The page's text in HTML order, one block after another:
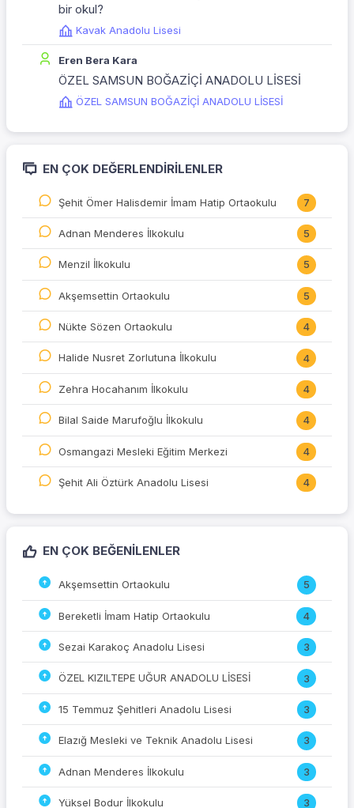
bir okul?
Kavak Anadolu Lisesi
Eren Bera Kara
ÖZEL SAMSUN BOĞAZİÇİ ANADOLU LİSESİ
ÖZEL SAMSUN BOĞAZİÇİ ANADOLU LİSESİ
EN ÇOK DEĞERLENDIRILENLER
Şehit Ömer Halisdemir İmam Hatip Ortaokulu 7
Adnan Menderes İlkokulu 5
Menzil İlkokulu 5
Akşemsettin Ortaokulu 5
Nükte Sözen Ortaokulu 4
Halide Nusret Zorlutuna İlkokulu 4
Zehra Hocahanım İlkokulu 4
Bilal Saide Marufoğlu İlkokulu 4
Osmangazi Mesleki Eğitim Merkezi 4
Şehit Ali Öztürk Anadolu Lisesi 4
EN ÇOK BEĞENILENLER
Akşemsettin Ortaokulu 5
Bereketli İmam Hatip Ortaokulu 4
Sezai Karakoç Anadolu Lisesi 3
ÖZEL KIZILTEPE UĞUR ANADOLU LİSESİ 3
15 Temmuz Şehitleri Anadolu Lisesi 3
Elazığ Mesleki ve Teknik Anadolu Lisesi 3
Adnan Menderes İlkokulu 3
Yüksel Bodur İlkokulu 3